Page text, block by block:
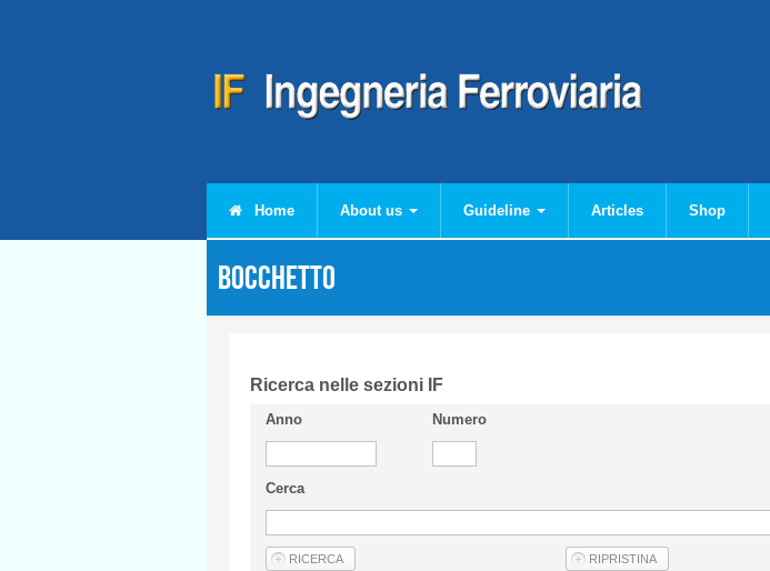
Home About us Guideline Articles Shop
BOCCHETTO
Ricerca nelle sezioni IF
Anno Numero
Cerca